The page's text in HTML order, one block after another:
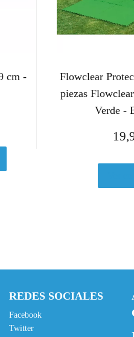
cm -
Flowclear
piezas
Verde -
REDES SOCIALES
Facebook
Twitter